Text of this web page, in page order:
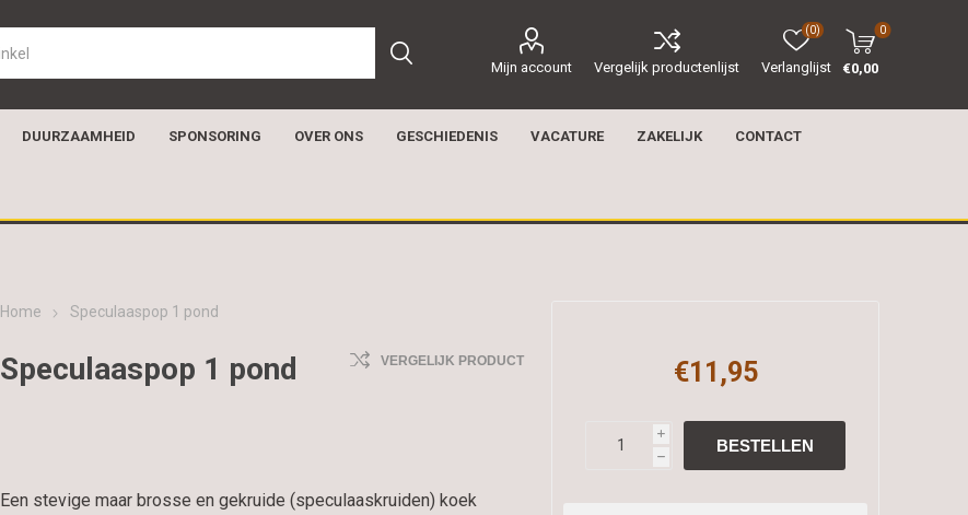
Mijn account Vergelijk productenlijst Verlanglijst
(0) 0
€0,00
DUURZAAMHEID SPONSORING OVER ONS GESCHIEDENIS VACATURE ZAKELIJK CONTACT
Home Speculaaspop 1 pond
Speculaaspop 1 pond VERGELIJK PRODUCT
Een stevige maar brosse en gekruide (speculaaskruiden) koek
€11,95
i
h